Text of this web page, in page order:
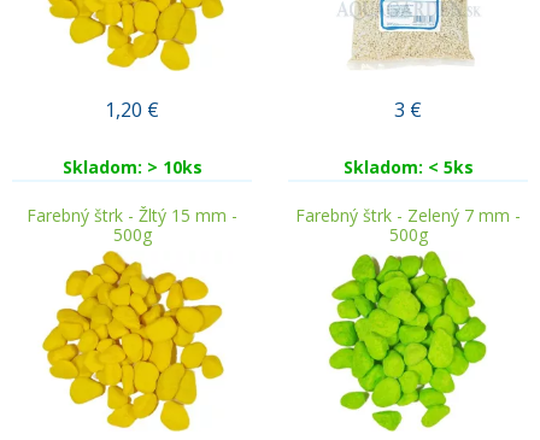
1,20 €
Skladom: > 10ks
3 €
Skladom: < 5ks
Farebný štrk - Žltý 15 mm -
500g
Farebný štrk - Zelený 7 mm -
500g